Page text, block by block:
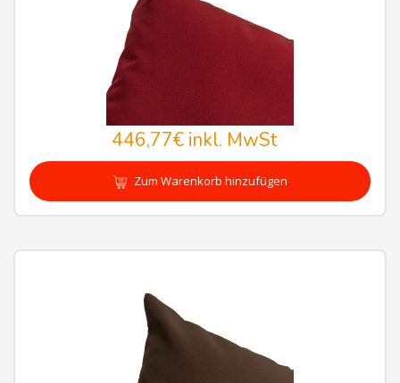
446,77€inkl. MwSt
Zum Warenkorb hinzufügen